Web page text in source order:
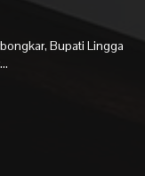
Bupati Lingga